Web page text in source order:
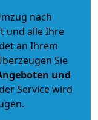
nach
und alle Ihre
an Ihrem
Sie
und
Service wird